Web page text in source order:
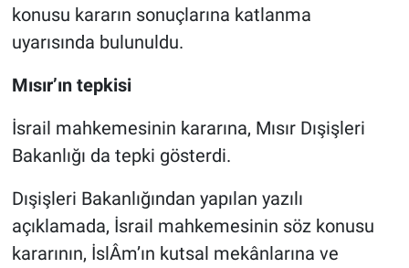
konusu kararın sonuçlarına katlanma
uyarısında bulunuldu.
Mısır’ın tepkisi
İsrail mahkemesinin kararına, Mısır Dışişleri
Bakanlığı da tepki gösterdi.
Dışişleri Bakanlığından yapılan yazılı
açıklamada, İsrail mahkemesinin söz konusu
kararının, İslÂm’ın kutsal mekânlarına ve